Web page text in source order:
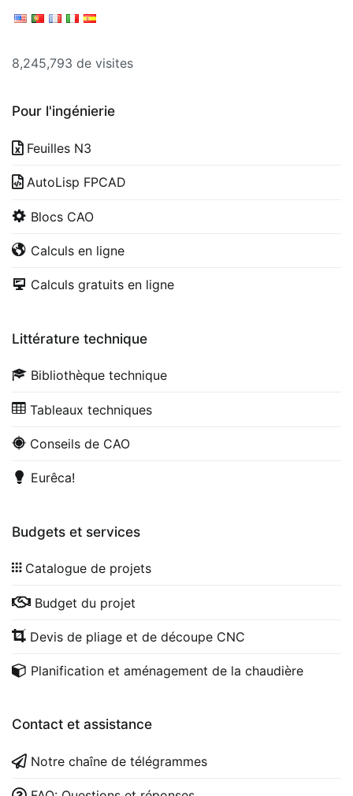
8,245,793 de visites
Pour l'ingénierie
Feuilles N3
AutoLisp FPCAD
Blocs CAO
Calculs en ligne
Calculs gratuits en ligne
Littérature technique
Bibliothèque technique
Tableaux techniques
Conseils de CAO
Eurêca!
Budgets et services
Catalogue de projets
Budget du projet
Devis de pliage et de découpe CNC
Planification et aménagement de la chaudière
Contact et assistance
Notre chaîne de télégrammes